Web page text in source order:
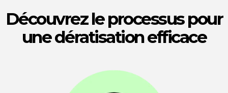
Découvrez le processus pour
une dératisation efficace